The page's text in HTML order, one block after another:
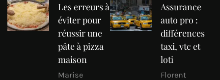
Les erreurs à
éviter pour
réussir une
pâte à pizza
maison
Marise
Assurance
auto pro :
différences
taxi, vtc et
loti
Florent